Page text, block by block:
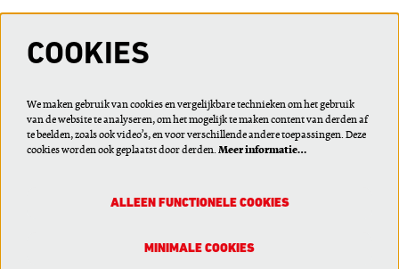
Meld je aan voor de nieuwsbrief of wijzig je voorkeuren
AANMELDEN
COOKIES
We maken gebruik van cookies en vergelijkbare technieken om het gebruik
van de website te analyseren, om het mogelijk te maken content van derden af
te beelden, zoals ook video’s, en voor verschillende andere toepassingen. Deze
cookies worden ook geplaatst door derden. Meer informatie…
ALLEEN FUNCTIONELE COOKIES
MINIMALE COOKIES